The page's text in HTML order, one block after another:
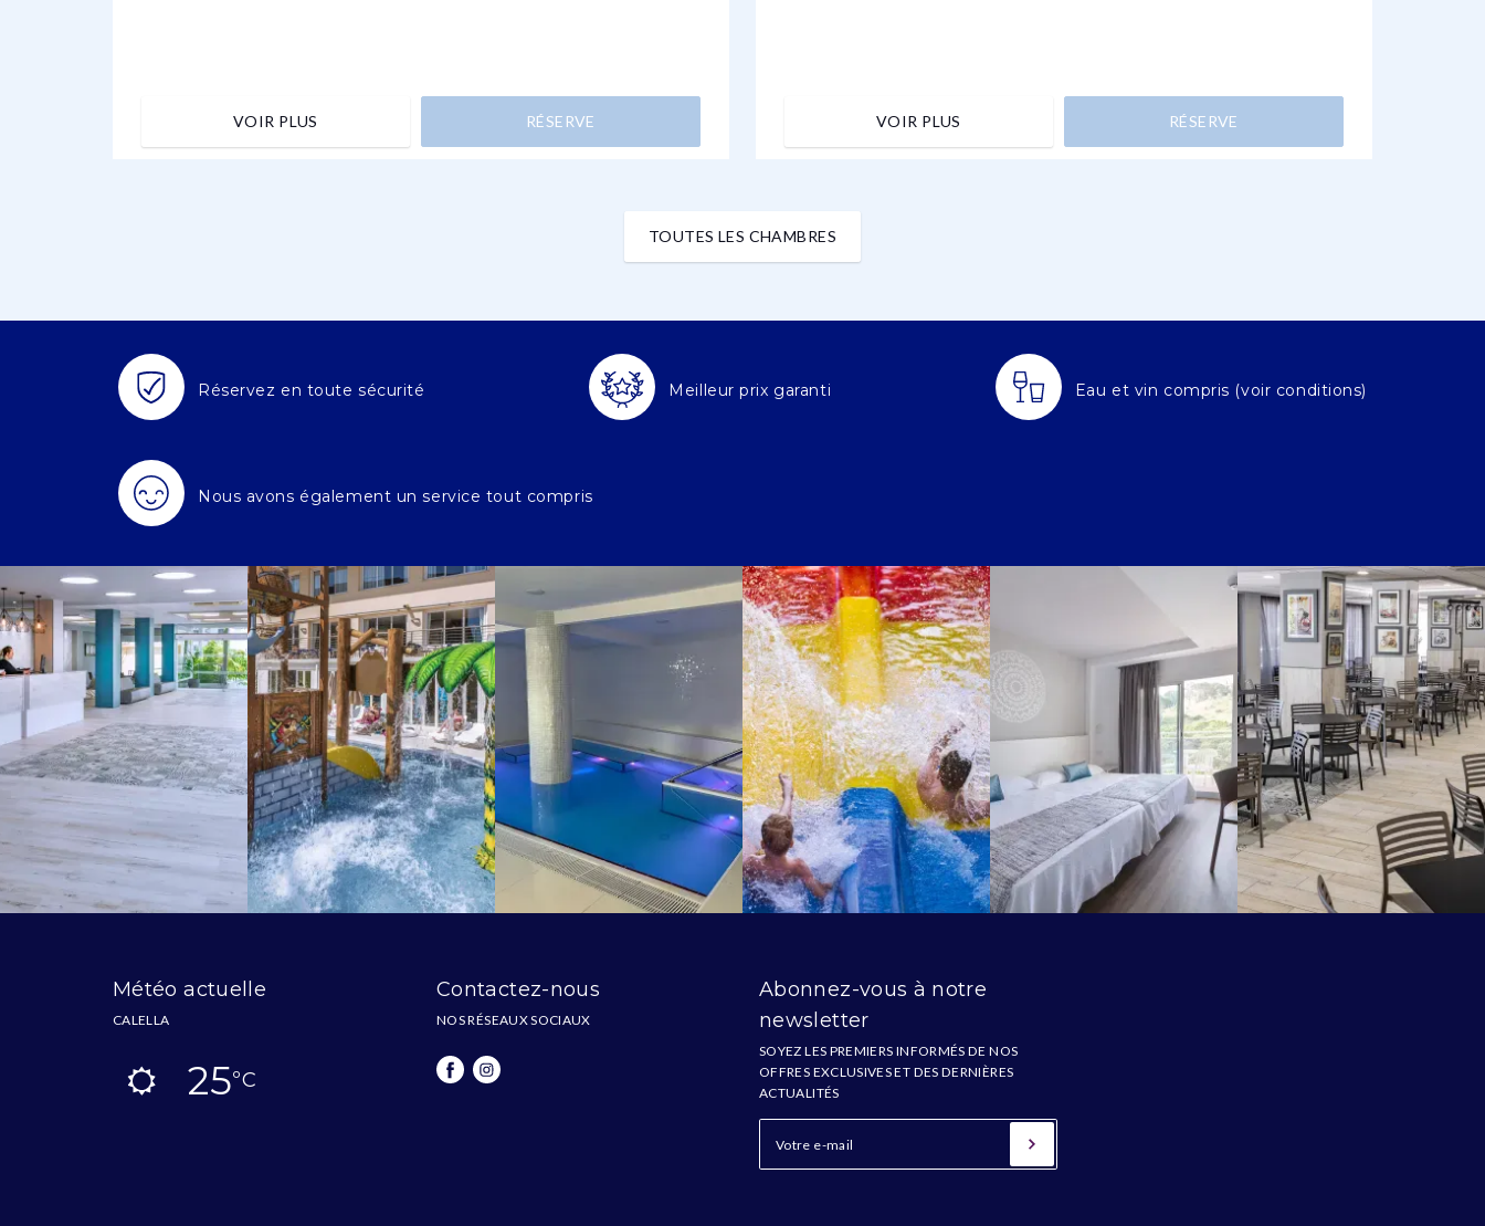
VOIR PLUS RÉSERVE VOIR PLUS RÉSERVE
TOUTES LES CHAMBRES
Réservez en toute sécurité Meilleur prix garanti Eau et vin compris (voir conditions)
Nous avons également un service tout compris
Météo actuelle
CALELLA
25ºC
Contactez-nous
NOS RÉSEAUX SOCIAUX
Abonnez-vous à notre
newsletter
SOYEZ LES PREMIERS INFORMÉS DE NOS
OFFRES EXCLUSIVES ET DES DERNIÈRES
ACTUALITÉS